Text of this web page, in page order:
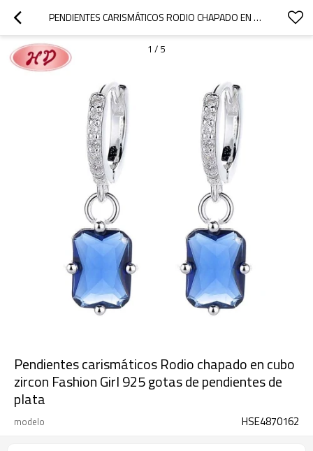
PENDIENTES CARISMÁTICOS RODIO CHAPADO EN CUBO ZIRCON FASHION GIRL 925 GOTAS DE PENDIENTES DE PLATA
1 / 5
Pendientes carismáticos Rodio chapado en cubo
zircon Fashion Girl 925 gotas de pendientes de
plata
modelo HSE4870162